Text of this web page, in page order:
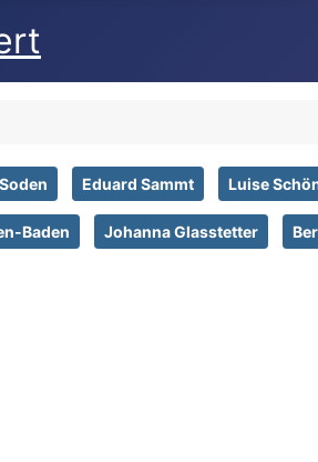
Eduard Sammt Luise
Baden Johanna Glasstetter